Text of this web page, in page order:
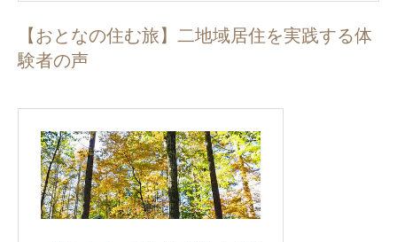
【おとなの住む旅】二地域居住を実践する体
験者の声